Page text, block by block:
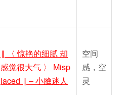
‖ 〈 惊艳的细腻 却
感觉很大气 〉 Misp
laced ‖ – 小臉迷人
空间
感，空
灵